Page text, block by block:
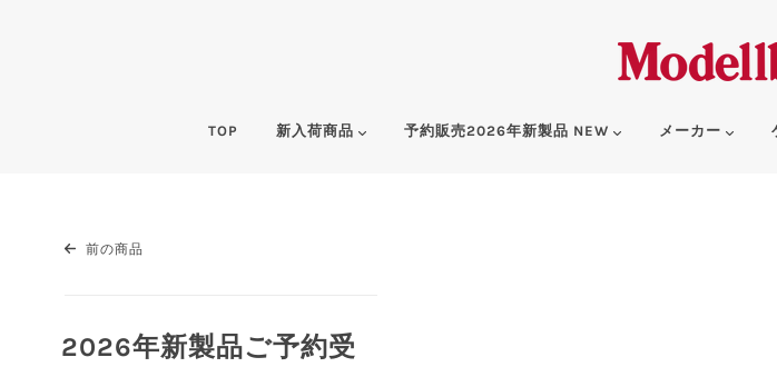
TOP 新入荷商品 予約販売2026年新製品 NEW メーカー
前の商品
2026年新製品ご予約受